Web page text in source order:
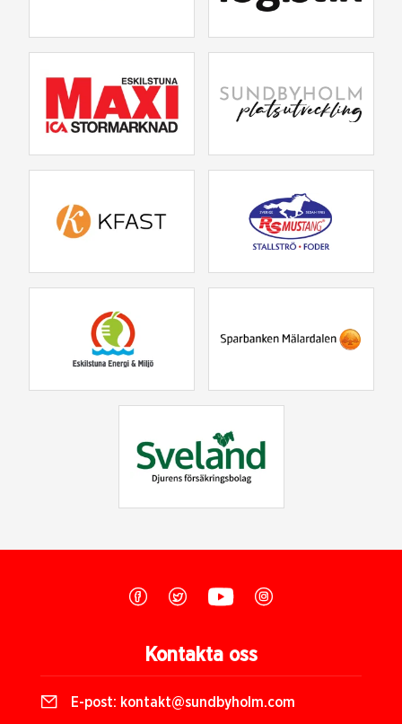
Kontakta oss
E-post: kontakt@sundbyholm.com